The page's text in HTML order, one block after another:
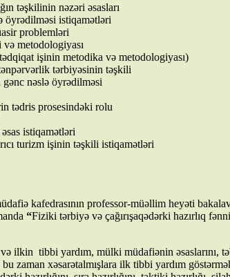
təşkilinin nəzəri əsasları
öyrədilməsi istiqamətləri
problemləri
və metodologiyası
işinin metodika və metodologiyası)
tərbiyəsinin təşkili
nəslə öyrədilməsi
tədris prosesindəki rolu
istiqamətləri
turizm işinin təşkili istiqamətləri
kafedrasının professor-müəllim heyəti
“Fiziki tərbiyə və çağırışaqədərki hazırlıq
tibbi yardım, mülki müdafiənin əsaslarını,
zaman xəsarətalmışlara ilk tibbi yardım